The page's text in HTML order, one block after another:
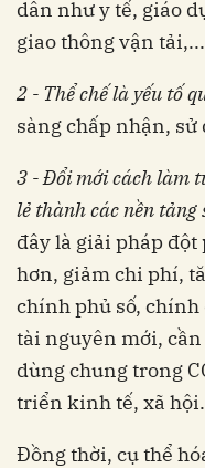
dân như y tế, giáo
giao thông vận
2 - Thể chế là yếu tố
sàng chấp nhận,
3 - Đổi mới cách làm
lẻ thành các nền
đây là giải pháp
hơn, giảm chi phí,
chính phủ số, chính
tài nguyên mới,
dùng chung trong
triển kinh tế, xã hội.
Đồng thời, cụ thể